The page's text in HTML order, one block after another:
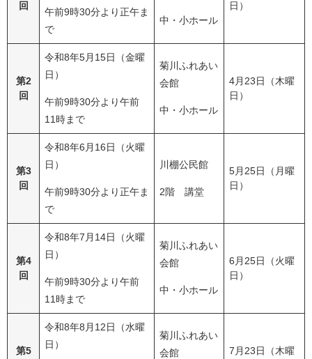
回
午前9時30分より正午ま
で
中・小ホール
日）
第2
回
令和8年5月15日（金曜
日）
午前9時30分より午前
11時まで
菊川ふれあい
会館
中・小ホール
4月23日（木曜
日）
第3
回
令和8年6月16日（火曜
日）
午前9時30分より正午ま
で
川棚公民館
2階 講堂
5月25日（月曜
日）
第4
回
令和8年7月14日（火曜
日）
午前9時30分より午前
11時まで
菊川ふれあい
会館
中・小ホール
6月25日（火曜
日）
第5
令和8年8月12日（水曜
日）
菊川ふれあい
会館
7月23日（木曜